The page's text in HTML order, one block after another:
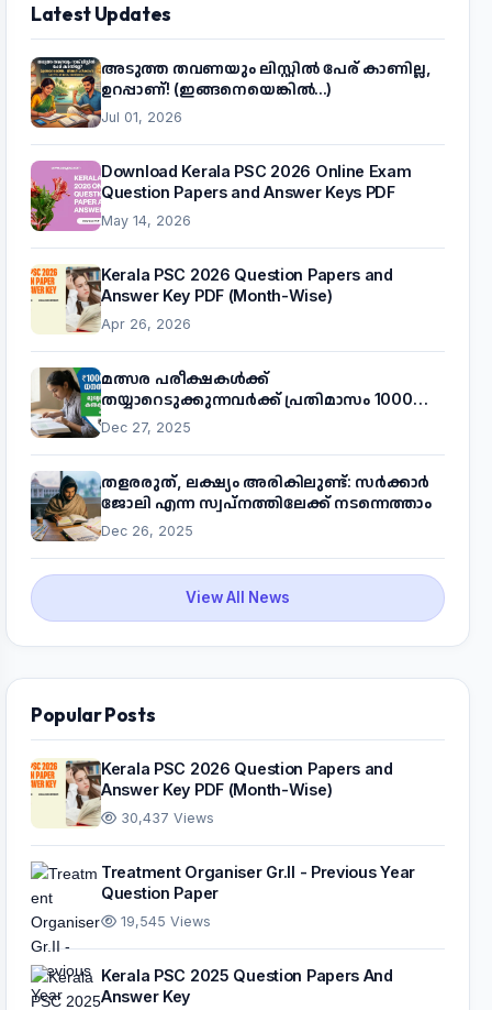
Latest Updates
അടുത്ത തവണയും ലിസ്റ്റിൽ പേര് കാണില്ല,
ഉറപ്പാണ്! (ഇങ്ങനെയെങ്കിൽ...)
Jul 01, 2026
Download Kerala PSC 2026 Online Exam
Question Papers and Answer Keys PDF
May 14, 2026
Kerala PSC 2026 Question Papers and
Answer Key PDF (Month-Wise)
Apr 26, 2026
മത്സര പരീക്ഷകൾക്ക്
തയ്യാറെടുക്കുന്നവർക്ക് പ്രതിമാസം 1000
രൂപ! മുഖ്യമന്ത്രിയുടെ 'കണക്ട് ടു വർക്ക്'
പദ്ധതിയെക്കുറിച്ച് അറിയാം
Dec 27, 2025
തളരരുത്, ലക്ഷ്യം അരികിലുണ്ട്: സർക്കാർ
ജോലി എന്ന സ്വപ്നത്തിലേക്ക് നടന്നെത്താം
Dec 26, 2025
View All News
Popular Posts
Kerala PSC 2026 Question Papers and
Answer Key PDF (Month-Wise)
30,437 Views
Treatment Organiser Gr.II - Previous Year
Question Paper
19,545 Views
Kerala PSC 2025 Question Papers And
Answer Key